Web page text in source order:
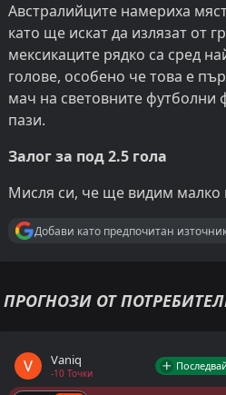
Австралийците намериха
като ще искат да излязат от
мексикаците рядко са сред
голове, особено че това е
мач на световните футболни
пази.
Залог за под 2.5 гола
Мисля си, че ще видим малко
Добави като предпочитан
ПРОГНОЗИ ОТ
Vaniq
-10 Точки